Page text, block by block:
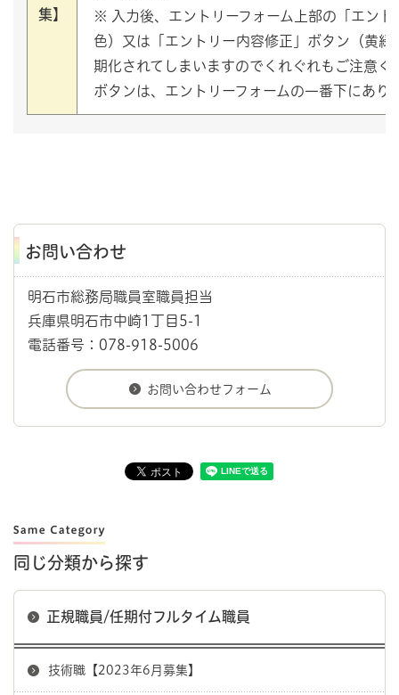
集】
※ 入力後、エントリーフォーム上部の「エン
色）又は「エントリー内容修正」ボタン（黄
期化されてしまいますのでくれぐれもご注意く
ボタンは、エントリーフォームの一番下にあり
お問い合わせ
明石市総務局職員室職員担当
兵庫県明石市中崎1丁目5-1
電話番号：078-918-5006
同じ分類から探す
正規職員/任期付フルタイム職員
技術職【2023年6月募集】